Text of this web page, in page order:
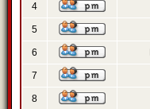
4
5
6
7
8